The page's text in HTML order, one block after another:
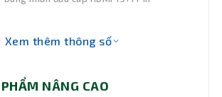
Xem thêm thông số
NÂNG CAO